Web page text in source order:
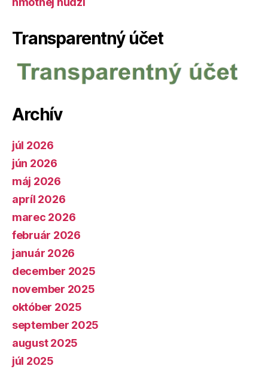
Transparentný účet
Archív
júl 2026
jún 2026
máj 2026
apríl 2026
marec 2026
február 2026
január 2026
december 2025
november 2025
október 2025
september 2025
august 2025
júl 2025